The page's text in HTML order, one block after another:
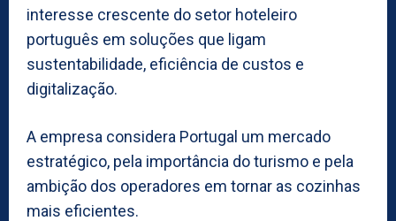
interesse crescente do setor hoteleiro
português em soluções que ligam
sustentabilidade, eficiência de custos e
digitalização.
A empresa considera Portugal um mercado
estratégico, pela importância do turismo e pela
ambição dos operadores em tornar as cozinhas
mais eficientes.